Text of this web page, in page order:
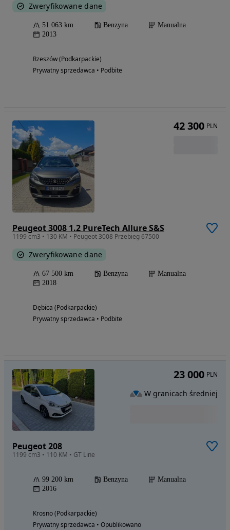
Zweryfikowane dane
51 063 km Benzyna
Manualna
2013
Rzeszów (Podkarpackie)
Prywatny sprzedawca • Podbite
Peugeot 3008 1.2 PureTech Allure S&S
1199 cm3 • 130 KM • Peugeot 3008 Przebieg 67500
Zweryfikowane dane
67 500 km Benzyna
Manualna
2018
Dębica (Podkarpackie)
Prywatny sprzedawca • Podbite
42 300 PLN
Peugeot 208
1199 cm3 • 110 KM • GT Line
99 200 km Benzyna
Manualna
2016
Krosno (Podkarpackie)
Prywatny sprzedawca • Opublikowano
23 000 PLN
W granicach średniej